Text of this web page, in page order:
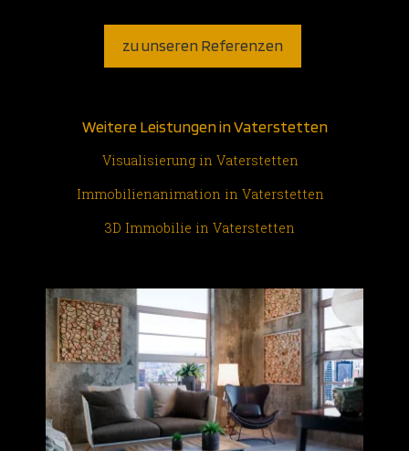
zu unseren Referenzen
Weitere Leistungen in Vaterstetten
Visualisierung in Vaterstetten
Immobilienanimation in Vaterstetten
3D Immobilie in Vaterstetten